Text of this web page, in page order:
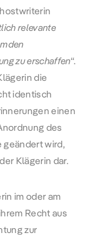
relevante
zu erschaffen“.
die
identisch
einen
des
geändert wird,
Klägerin dar.
im oder am
Recht aus
zur